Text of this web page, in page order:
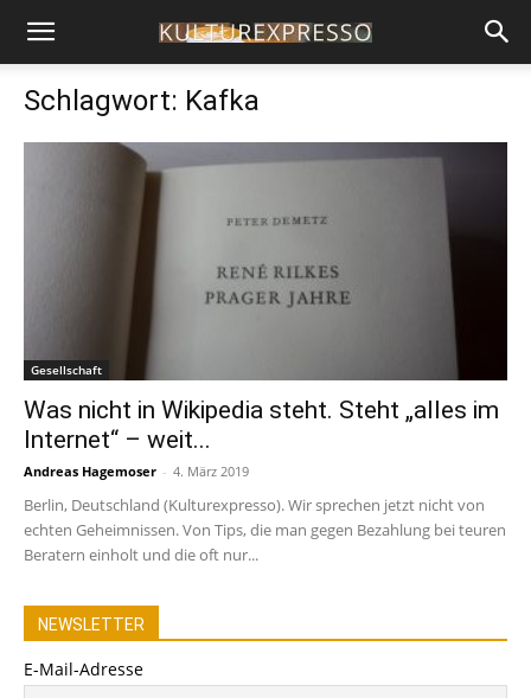
Schlagwort: Kafka
Gesellschaft
Was nicht in Wikipedia steht. Steht „alles im
Internet“ – weit...
Andreas Hagemoser - 4. März 2019
Berlin, Deutschland (Kulturexpresso). Wir sprechen jetzt nicht von
echten Geheimnissen. Von Tips, die man gegen Bezahlung bei teuren
Beratern einholt und die oft nur...
NEWSLETTER
E-Mail-Adresse